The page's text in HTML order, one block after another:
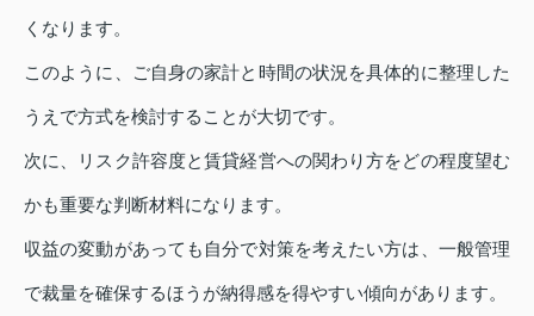
くなります。
このように、ご自身の家計と時間の状況を具体的に整理した
うえで方式を検討することが大切です。
次に、リスク許容度と賃貸経営への関わり方をどの程度望む
かも重要な判断材料になります。
収益の変動があっても自分で対策を考えたい方は、一般管理
で裁量を確保するほうが納得感を得やすい傾向があります。